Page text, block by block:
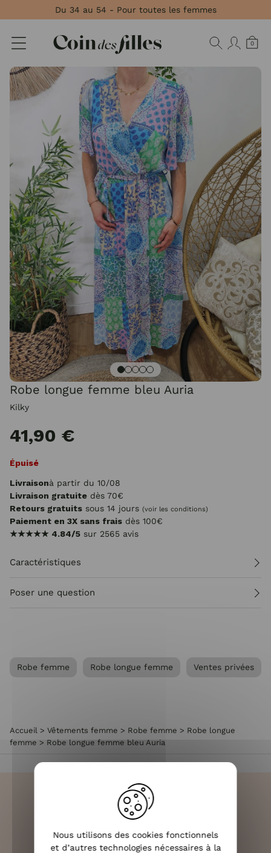
Du 34 au 54 - Pour toutes les femmes
0
Robe longue femme bleu Auria
Kilky
41,90 €
Épuisé
Livraisonà partir du 10/08
Livraison gratuite dès 70€
Retours gratuits sous 14 jours (voir les conditions)
Paiement en 3X sans frais dès 100€
★★★★★ 4.84/5 sur 2565 avis
Caractéristiques
Poser une question
Robe femme Robe longue femme Ventes privées
Accueil > Vêtements femme > Robe femme > Robe longue
femme > Robe longue femme bleu Auria
LIVRAISON RAPIDE
OFFERTE DÈS 70€
Panneau de gestion des cookies
Nous utilisons des cookies fonctionnels
et d’autres technologies nécessaires à la